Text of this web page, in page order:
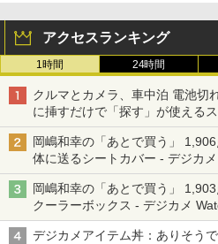
アクセスランキング
1時間 24時間
クルマとカメラ、車中泊 電池切
に挿すだけで「探す」が使える
岡嶋和幸の「あとで買う」
体に送るシートカバー - デジカ
岡嶋和幸の「あとで買う」
クーラーボックス - デジカメ
デジカメアイテム丼：ありそう